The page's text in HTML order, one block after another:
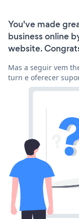
You've made
business online
website.
Mas a seguir vem
turn e oferecer